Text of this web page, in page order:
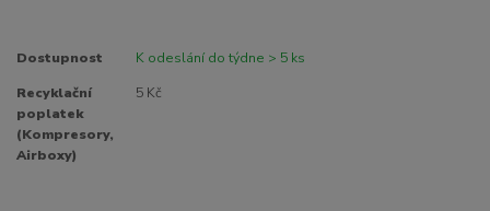
Dostupnost K odeslání do týdne > 5 ks
Recyklační
poplatek
(Kompresory,
Airboxy)
5 Kč